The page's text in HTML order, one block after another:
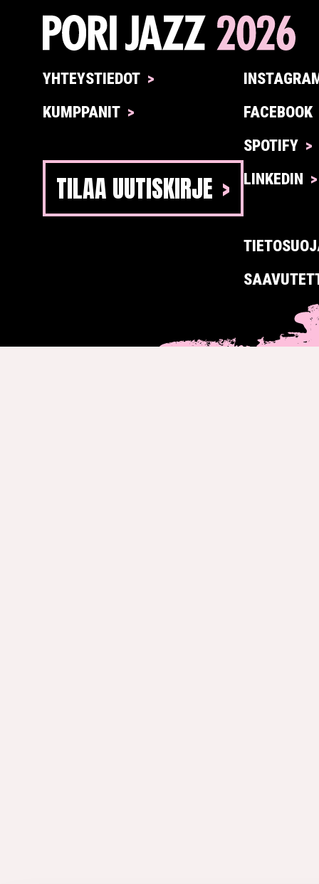
YHTEYSTIEDOT
KUMPPANIT
TILAA UUTISKIRJE
FACEBOOK
SPOTIFY
LINKEDIN